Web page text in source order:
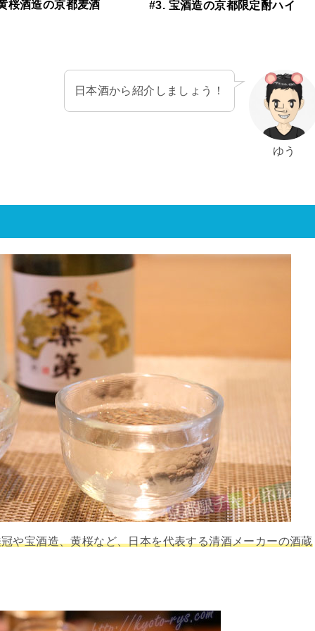
酒造の京都麦酒 #3. 宝酒造の京都限定酎ハイ
ゆう
日本酒から紹介しましょう！
や宝酒造、黄桜など、日本を代表する清酒メーカーの酒蔵